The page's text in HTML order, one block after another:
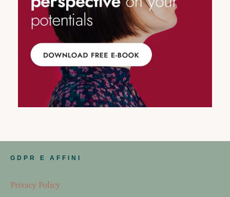
GDPR E AFFINI
Privacy Policy